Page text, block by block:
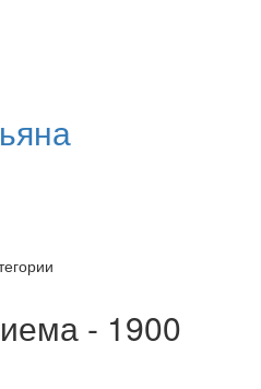
- 1900